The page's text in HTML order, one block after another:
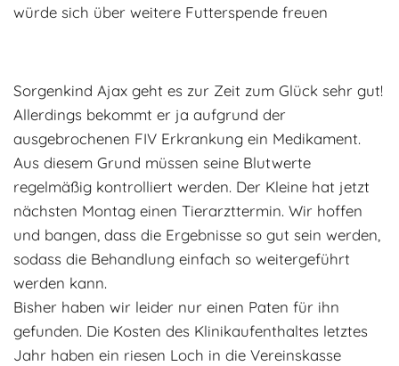
Unsere Satzung
Katzen
Interessentenbogen
Zuhause gesucht
Zuhause gefunden
Regenbogenbrücke
Adoptantenberichte
Infos rund um die Katze
Kontakt
Interessentenbogen
Kontaktformular
FAQ
Blog
würde sich über weitere Futterspende freuen
Sorgenkind Ajax geht es zur Zeit zum Glück sehr gut!
Allerdings bekommt er ja aufgrund der
ausgebrochenen FIV Erkrankung ein Medikament.
Aus diesem Grund müssen seine Blutwerte
regelmäßig kontrolliert werden. Der Kleine hat jetzt
nächsten Montag einen Tierarzttermin. Wir hoffen
und bangen, dass die Ergebnisse so gut sein werden,
sodass die Behandlung einfach so weitergeführt
werden kann.
Bisher haben wir leider nur einen Paten für ihn
gefunden. Die Kosten des Klinikaufenthaltes letztes
Jahr haben ein riesen Loch in die Vereinskasse